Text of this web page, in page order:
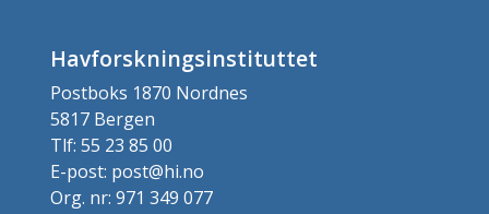
Havforskningsinstituttet
Postboks 1870 Nordnes
5817 Bergen
Tlf: 55 23 85 00
E-post: post@hi.no
Org. nr: 971 349 077